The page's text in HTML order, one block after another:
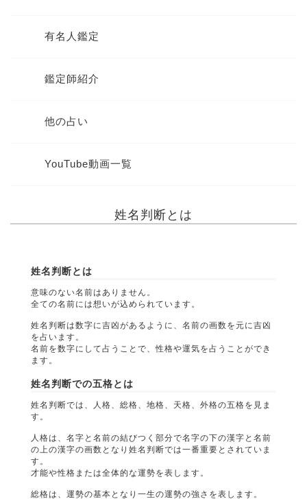
有名人鑑定
鑑定師紹介
他の占い
YouTube動画一覧
姓名判断とは
姓名判断とは
意味のない名前はありません。
全ての名前には想いが込められています。
姓名判断は数字に吉凶があるように、名前の画数を元に吉凶
を占います。
名前を数字にして占うことで、性格や運気を占うことができ
ます。
姓名判断での五格とは
姓名判断では、人格、総格、地格、天格、外格の五格を見ま
す。
人格は、名字と名前の結びつく部分で名字の下の漢字と名前
の上の漢字の画数となり姓名判断では一番重要とされていま
す。
才能や性格または全体的な運勢を表します。
総格は、運勢の基本となり一生の運勢の強さを表します。